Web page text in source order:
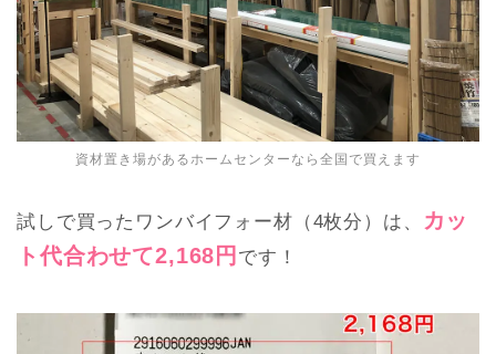
資材置き場があるホームセンターなら全国で買えます
試しで買ったワンバイフォー材（4枚分）は、
カッ
ト代合わせて2,168円 です！